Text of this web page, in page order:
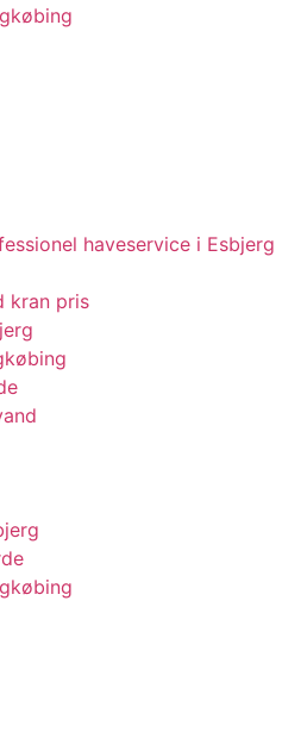
haveservice i Esbjerg
kran pris